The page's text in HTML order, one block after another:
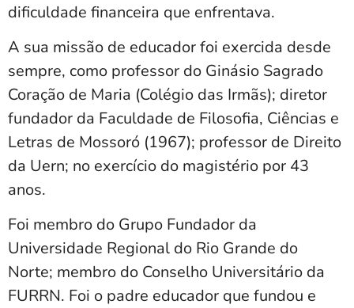
dificuldade financeira que enfrentava.
A sua missão de educador foi exercida desde
sempre, como professor do Ginásio Sagrado
Coração de Maria (Colégio das Irmãs); diretor
fundador da Faculdade de Filosofia, Ciências e
Letras de Mossoró (1967); professor de Direito
da Uern; no exercício do magistério por 43
anos.
Foi membro do Grupo Fundador da
Universidade Regional do Rio Grande do
Norte; membro do Conselho Universitário da
FURRN. Foi o padre educador que fundou e